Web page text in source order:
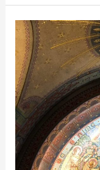
Santa
Teresita
del
Niño
Jesús
(Parte
II)